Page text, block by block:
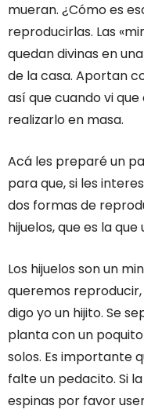
mueran. ¿Cómo es
reproducirlas. Las
quedan divinas en
de la casa. Aportan
así que cuando vi
realizarlo en masa.
Acá les preparé un
para que, si les
dos formas de
hijuelos, que es la que
Los hijuelos son un
queremos reproducir,
digo yo un hijito. Se
planta con un
solos. Es importante
falte un pedacito. Si
espinas por favor